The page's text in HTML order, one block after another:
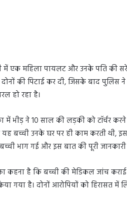
में एक महिला पायलट और उनके पति की
की पिटाई कर दी, जिसके बाद
हो रहा है।
में भीड़ ने 10 साल की लड़की को टॉर्चर
बच्ची उनके घर पर ही काम करती थी,
बच्ची भाग गई और इस बात की पूरी
कहना है कि बच्ची की मेडिकल जांच
गया है। दोनों आरोपियों को हिरासत में